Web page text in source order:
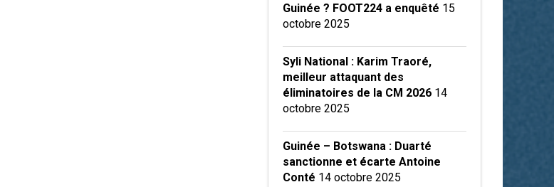
Guinée ? FOOT224 a enquêté 15
octobre 2025
Syli National : Karim Traoré,
meilleur attaquant des
éliminatoires de la CM 2026 14
octobre 2025
Guinée – Botswana : Duarté
sanctionne et écarte Antoine
Conté 14 octobre 2025